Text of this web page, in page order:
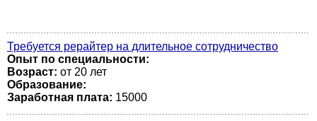
Требуется рерайтер на длительное сотрудничество
Опыт по специальности:
Возраст: от 20 лет
Образование:
Заработная плата: 15000